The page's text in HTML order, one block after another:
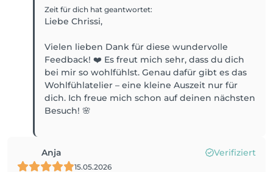
Zeit für dich hat geantwortet:
Liebe Chrissi,
Vielen lieben Dank für diese wundervolle
Feedback! ❤️ Es freut mich sehr, dass du dich
bei mir so wohlfühlst. Genau dafür gibt es das
Wohlfühlatelier – eine kleine Auszeit nur für
dich. Ich freue mich schon auf deinen nächsten
Besuch! 🌸
Anja Verifiziert
15.05.2026